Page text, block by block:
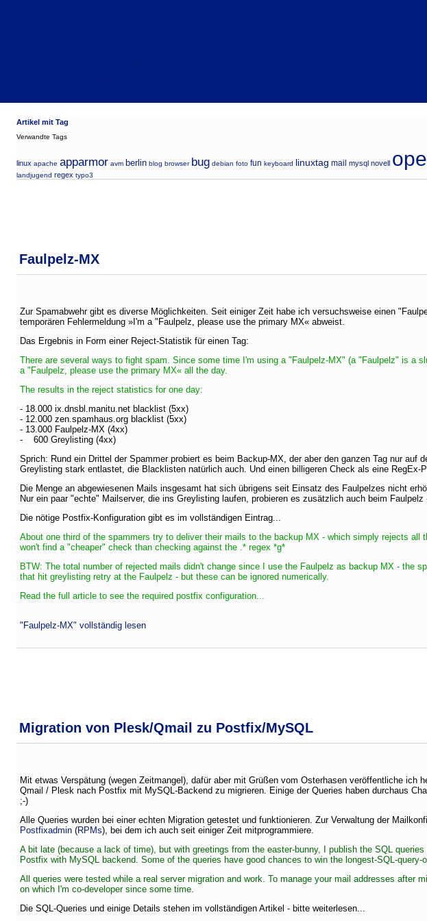
Artikel mit Tag
Verwandte Tags
linux apache apparmor avm berlin blog browser bug debian foto fun keyboard linuxtag mail mysql novell
landjugend regex typo3
Faulpelz-MX
Zur Spamabwehr gibt es diverse Möglichkeiten. Seit einiger Zeit habe ich versuchsweise einen
temporären Fehlermeldung »I'm a "Faulpelz, please use the primary MX« abweist.
Das Ergebnis in Form einer Reject-Statistik für einen Tag:
There are several ways to fight spam. Since some time I'm using a "Faulpelz-MX" (a "Faulpelz" is a
a "Faulpelz, please use the primary MX« all the day.
The results in the reject statistics for one day:
- 18.000 ix.dnsbl.manitu.net blacklist (5xx)
- 12.000 zen.spamhaus.org blacklist (5xx)
- 13.000 Faulpelz-MX (4xx)
- 600 Greylisting (4xx)
Sprich: Rund ein Drittel der Spammer probiert es beim Backup-MX, der aber den ganzen Tag nur
Greylisting stark entlastet, die Blacklisten natürlich auch. Und einen billigeren Check als eine RegEx-
Die Menge an abgewiesenen Mails insgesamt hat sich übrigens seit Einsatz des Faulpelzes nicht
Nur ein paar "echte" Mailserver, die ins Greylisting laufen, probieren es zusätzlich auch beim
Die nötige Postfix-Konfiguration gibt es im vollständigen Eintrag...
About one third of the spammers try to deliver their mails to the backup MX - which simply rejects
won't find a "cheaper" check than checking against the .* regex *g*
BTW: The total number of rejected mails didn't change since I use the Faulpelz as backup MX - the
that hit greylisting retry at the Faulpelz - but these can be ignored numerically.
Read the full article to see the required postfix configuration...
"Faulpelz-MX" vollständig lesen
Migration von Plesk/Qmail zu Postfix/MySQL
Mit etwas Verspätung (wegen Zeitmangel), dafür aber mit Grüßen vom Osterhasen veröffentliche ich
Qmail / Plesk nach Postfix mit MySQL-Backend zu migrieren. Einige der Queries haben durchaus
;-)
Alle Queries wurden bei einer echten Migration getestet und funktionieren. Zur Verwaltung der
Postfixadmin (RPMs), bei dem ich auch seit einiger Zeit mitprogrammiere.
A bit late (because a lack of time), but with greetings from the easter-bunny, I publish the SQL
Postfix with MySQL backend. Some of the queries have good chances to win the longest-SQL-query-
All queries were tested while a real server migration and work. To manage your mail addresses after
on which I'm co-developer since some time.
Die SQL-Queries und einige Details stehen im vollständigen Artikel - bitte weiterlesen...